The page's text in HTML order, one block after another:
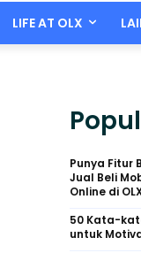
LIFE AT OLX
Punya Fitur
Jual Beli
Online di
50 Kata-
untuk